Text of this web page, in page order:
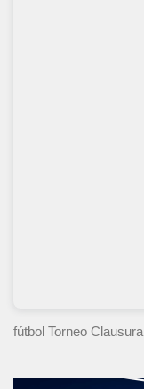
fútbol Torneo Clausura